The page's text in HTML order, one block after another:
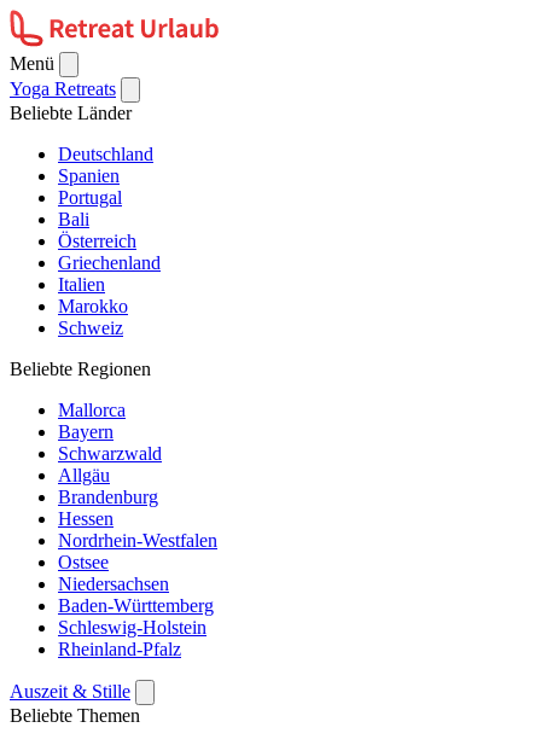
Menü
Yoga Retreats
Beliebte Länder
Deutschland
Spanien
Portugal
Bali
Österreich
Griechenland
Italien
Marokko
Schweiz
Beliebte Regionen
Mallorca
Bayern
Schwarzwald
Allgäu
Brandenburg
Hessen
Nordrhein-Westfalen
Ostsee
Niedersachsen
Baden-Württemberg
Schleswig-Holstein
Rheinland-Pfalz
Auszeit & Stille
Beliebte Themen